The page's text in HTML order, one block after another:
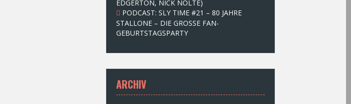
EDGERTON, NICK NOLTE)
PODCAST: SLY TIME #21 – 80 JAHRE
STALLONE – DIE GROSSE FAN-
GEBURTSTAGSPARTY
ARCHIV